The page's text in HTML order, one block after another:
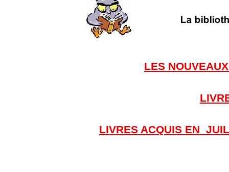
LES
LIVRES ACQUIS EN